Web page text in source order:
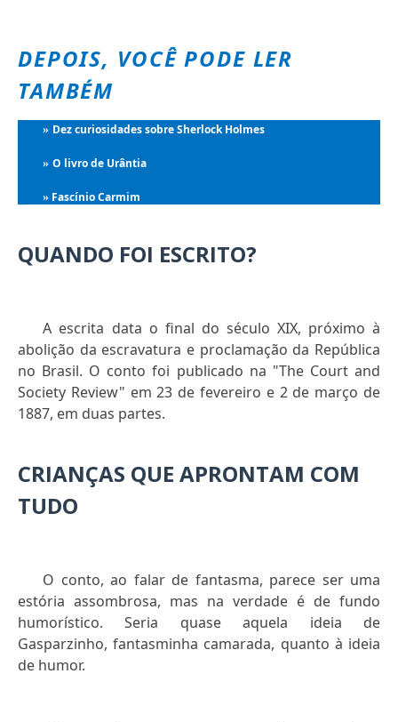
DEPOIS, VOCÊ PODE LER
TAMBÉM
» Dez curiosidades sobre Sherlock Holmes
» O livro de Urântia
» Fascínio Carmim
QUANDO FOI ESCRITO?
A escrita data o final do século XIX, próximo à
abolição da escravatura e proclamação da República
no Brasil. O conto foi publicado na "The Court and
Society Review" em 23 de fevereiro e 2 de março de
1887, em duas partes.
CRIANÇAS QUE APRONTAM COM
TUDO
O conto, ao falar de fantasma, parece ser uma
estória assombrosa, mas na verdade é de fundo
humorístico. Seria quase aquela ideia de
Gasparzinho, fantasminha camarada, quanto à ideia
de humor.